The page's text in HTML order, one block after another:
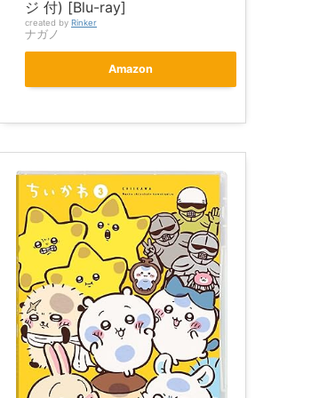
ジ 付) [Blu-ray]
created by Rinker
ナガノ
Amazon